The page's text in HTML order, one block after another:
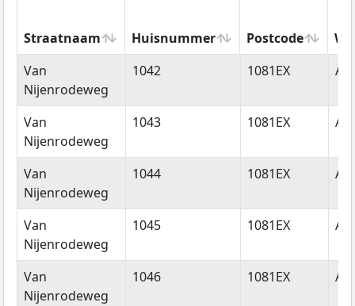
Straatnaam Huisnummer Postcode
Straatnaam
Huisnummer Postcode
Van
Nijenrodeweg
1042 1081EX
Van
Nijenrodeweg
1043 1081EX
Van
Nijenrodeweg
1044 1081EX
Van
Nijenrodeweg
1045 1081EX
Van
Nijenrodeweg
1046 1081EX